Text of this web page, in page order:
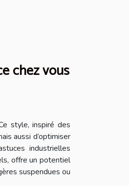
chez vous
style, inspiré des
aussi d’optimiser
industrielles
offre un potentiel
suspendues ou